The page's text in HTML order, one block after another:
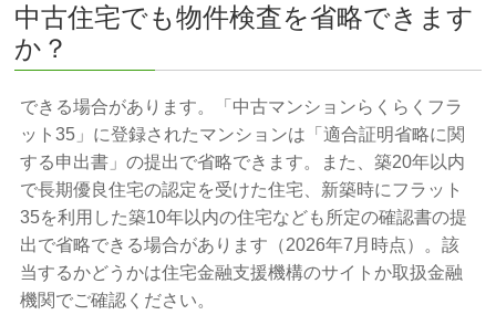
中古住宅でも物件検査を省略できます
か？
できる場合があります。「中古マンションらくらくフラ
ット35」に登録されたマンションは「適合証明省略に関
する申出書」の提出で省略できます。また、築20年以内
で長期優良住宅の認定を受けた住宅、新築時にフラット
35を利用した築10年以内の住宅なども所定の確認書の提
出で省略できる場合があります（2026年7月時点）。該
当するかどうかは住宅金融支援機構のサイトか取扱金融
機関でご確認ください。